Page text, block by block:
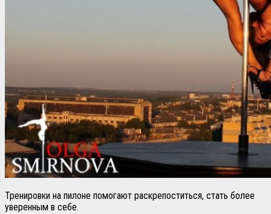
Тренировки на пилоне помогают раскрепоститься, стать более
уверенным в себе.